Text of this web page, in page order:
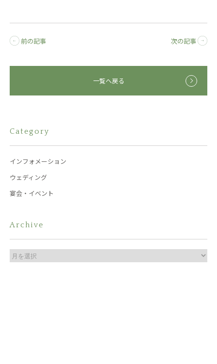
前の記事 次の記事
一覧へ戻る
Category
インフォメーション
ウェディング
宴会・イベント
Archive